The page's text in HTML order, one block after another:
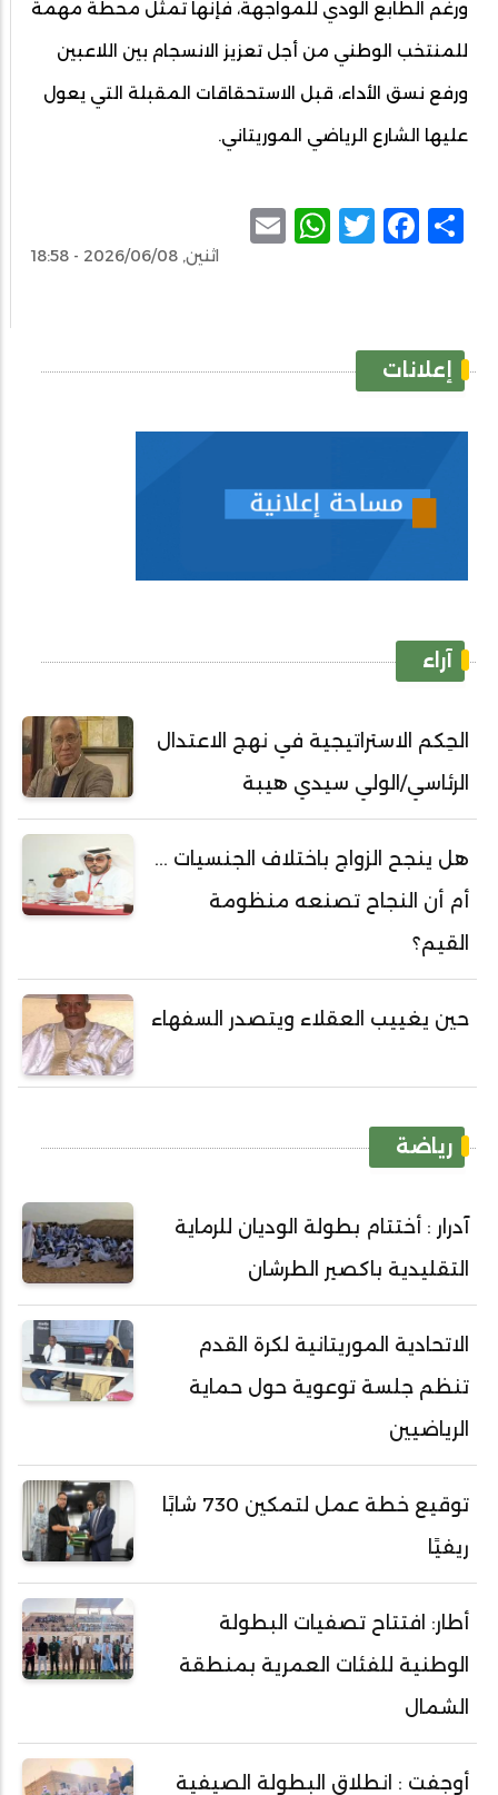
ورغم الطابع الودي للمواجهة، فإنها تمثل محطة مهمة
للمنتخب الوطني من أجل تعزيز الانسجام بين اللاعبين
ورفع نسق الأداء، قبل الاستحقاقات المقبلة التي يعول
عليها الشارع الرياضي الموريتاني.
Share
Facebook
Twitter
WhatsApp
اثنين, 2026/06/08 - 18:58
إعلانات
آراء
الحِكم الاستراتيجية في نهج الاعتدال
الرئاسي/الولي سيدي هيبة
هل ينجح الزواج باختلاف الجنسيات ...
أم أن النجاح تصنعه منظومة
القيم؟
حين يغييب العقلاء ويتصدر السفهاء
رياضة
آدرار : أختتام بطولة الوديان للرماية
التقليدية باكصير الطرشان
الاتحادية الموريتانية لكرة القدم
تنظم جلسة توعوية حول حماية
الرياضيين
توقيع خطة عمل لتمكين 730 شابًا
ريفيًا
أطار: افتتاح تصفيات البطولة
الوطنية للفئات العمرية بمنطقة
الشمال
أوجفت : انطلاق البطولة الصيفية